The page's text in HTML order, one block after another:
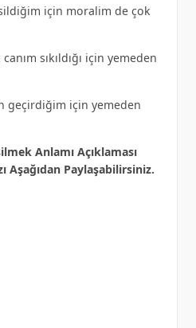
için moralim de çok
sıkıldığı için yemeden
geçirdiğim için yemeden
Anlamı Açıklaması
Aşağıdan Paylaşabilirsiniz.